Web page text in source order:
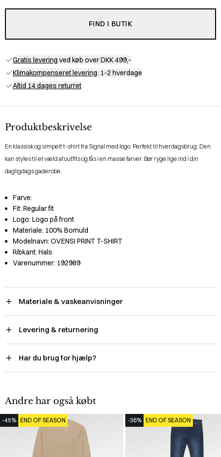
FIND I BUTIK
Gratis levering ved køb over DKK 499,-
Klimakompenseret levering: 1-2 hverdage
Altid 14 dages returret
Produktbeskrivelse
En klassisk og simpelt t-shirt fra Signal med logo. Perfekt til hverdagsbrug. Den
kan styles til et væld af outfits og fås i en masse farver. Bør ryge lige ind i din
dagligdags gaderobe.
Farve:
Fit: Regular fit
Logo: Logo på front
Materiale: 100% Bomuld
Modelnavn: OVENSI PRINT T-SHIRT
Ribkant: Hals
Varenummer: 192989
Materiale & vaskeanvisninger
Levering & returnering
Har du brug for hjælp?
Andre har også købt
-45% END OF SEASON -36% END OF SEASON